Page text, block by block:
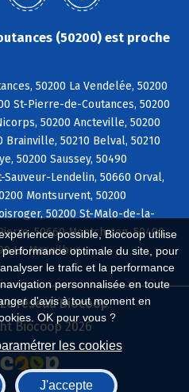
possible, Biocoop utilise
optimale du site, pour
le trafic et la performance
personnalisée en toute
d'avis à tout moment en
OK pour vous ?
les cookies
J'accepte
(50200) est proche
50200 La Vendelée, 50200
St-Pierre-de-Coutances, 50200
50200 Ancteville, 50200
50210 Belval, 50210
50200 Saussey, 50490
Lendelin, 50660 Orval,
Montsurvent, 50200
50200 St-Malo-de-la-
50660 Montchaton, 50490
Le Mesnilbus
Le réseau Biocoop
Biocoop 2026